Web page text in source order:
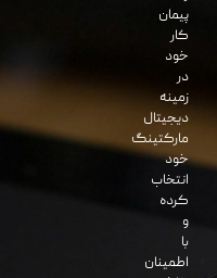
پیمان
کار
خود
در
زمینه
دیجیتال
مارکتینگ
خود
انتخاب
کرده
و
با
اطمینان